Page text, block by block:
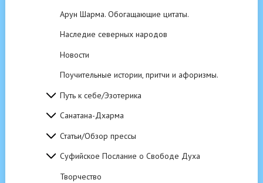
Арун Шарма. Обогащающие цитаты.
Наследие северных народов
Новости
Поучительные истории, притчи и афоризмы.
Путь к себе/Эзотерика
Санатана-Дхарма
Статьи/Обзор прессы
Суфийское Послание о Свободе Духа
Творчество